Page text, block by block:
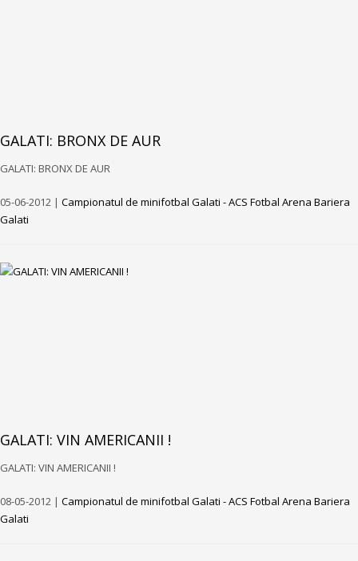
GALATI: BRONX DE AUR
GALATI: BRONX DE AUR
05-06-2012 | Campionatul de minifotbal Galati - ACS Fotbal Arena Bariera
Galati
GALATI: VIN AMERICANII !
GALATI: VIN AMERICANII !
08-05-2012 | Campionatul de minifotbal Galati - ACS Fotbal Arena Bariera
Galati